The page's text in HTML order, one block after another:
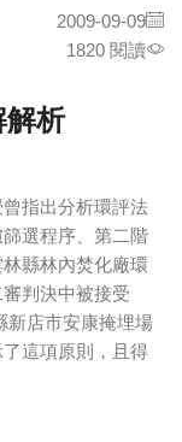
2009-09-09
1820 閱讀
析
指出分析環評法
選程序、第二階
縣林內焚化廠環
判決中被接受
新店市安康掩埋場
這項原則，且得